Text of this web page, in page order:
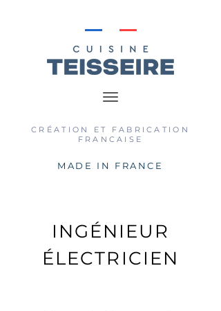
MADE IN FRANCE
CRÉATION ET FABRICATION
FRANCAISE
INGÉNIEUR
ÉLECTRICIEN